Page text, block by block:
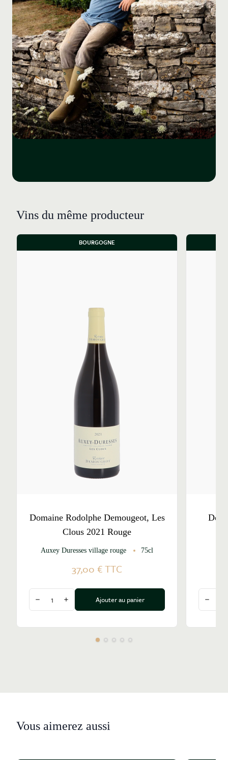
Vins du même producteur
BOURGOGNE
Domaine Rodolphe Demougeot, Les
Clous 2021 Rouge
Auxey Duresses village rouge 75cl
37,00 €TTC
Diminuer la quantité
Augmenter la quantité
Ajouter au panier
Vous aimerez aussi